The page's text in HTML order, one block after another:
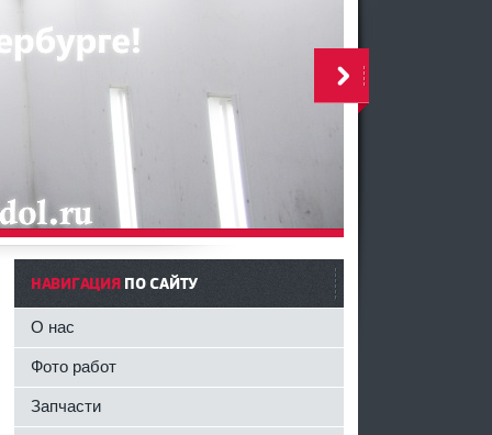
НАВИГАЦИЯПО САЙТУ
О нас
Фото работ
Запчасти